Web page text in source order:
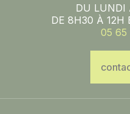
DU LUNDI
DE 8H30 À 12H
05